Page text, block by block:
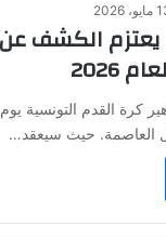
2026
الكشف